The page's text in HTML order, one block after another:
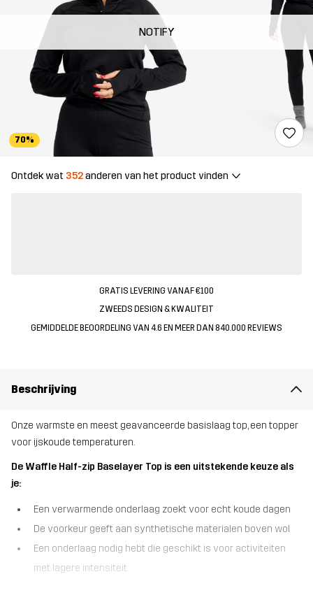
NOTIFY
70%
Ontdek wat 352anderen van het product vinden
GRATIS LEVERING VANAF €100
ZWEEDS DESIGN & KWALITEIT
GEMIDDELDE BEOORDELING VAN 4.6 EN MEER DAN 840.000 REVIEWS
Beschrijving
Onze warmste en meest geavanceerde basislaag top, een topper
voor ijskoude temperaturen.
De Waffle Half-zip Baselayer Top is een uitstekende keuze als
je:
Een verwarmende onderlaag zoekt voor echt koude dagen
De voorkeur geeft aan synthetische materialen boven wol
Een onderlaag nodig hebt die geschikt is voor activiteiten
met lagere intensiteit.